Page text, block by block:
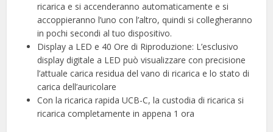
ricarica e si accenderanno automaticamente e si
accoppieranno l’uno con l’altro, quindi si collegheranno
in pochi secondi al tuo dispositivo.
Display a LED e 40 Ore di Riproduzione: L’esclusivo
display digitale a LED può visualizzare con precisione
l’attuale carica residua del vano di ricarica e lo stato di
carica dell’auricolare
Con la ricarica rapida UCB-C, la custodia di ricarica si
ricarica completamente in appena 1 ora